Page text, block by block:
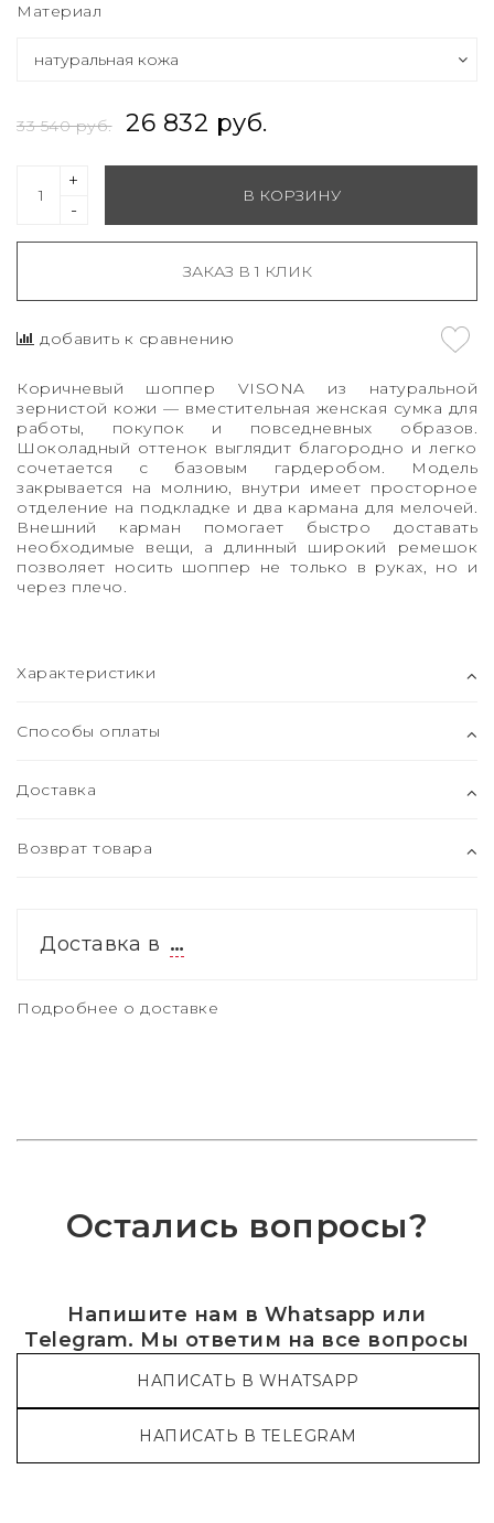
Материал
33 540 руб. 26 832 руб.
-
+
В КОРЗИНУ
ЗАКАЗ В 1 КЛИК
добавить к сравнению
Коричневый шоппер VISONA из натуральной
зернистой кожи — вместительная женская сумка для
работы, покупок и повседневных образов.
Шоколадный оттенок выглядит благородно и легко
сочетается с базовым гардеробом. Модель
закрывается на молнию, внутри имеет просторное
отделение на подкладке и два кармана для мелочей.
Внешний карман помогает быстро доставать
необходимые вещи, а длинный широкий ремешок
позволяет носить шоппер не только в руках, но и
через плечо.
Характеристики
Способы оплаты
Доставка
Возврат товара
Доставка в …
Подробнее о доставке
Остались вопросы?
Напишите нам в Whatsapp или
Telegram. Мы ответим на все вопросы
НАПИСАТЬ В WHATSAPP
НАПИСАТЬ В TELEGRAM